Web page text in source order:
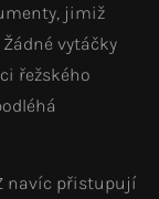
jimiž
vytáčky
řežského
navíc přistupují